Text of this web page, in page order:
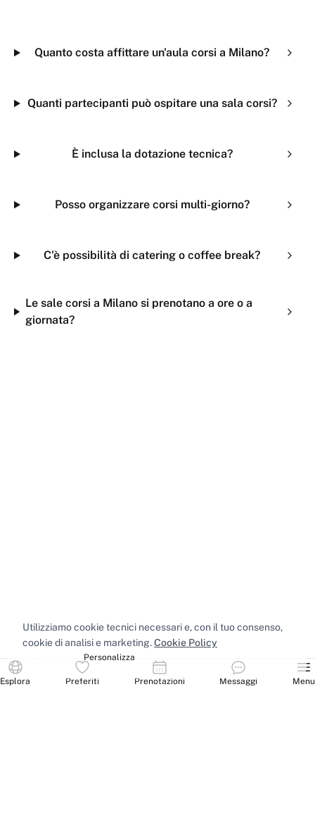
Quanto costa affittare un'aula corsi a Milano?
Quanti partecipanti può ospitare una sala corsi?
È inclusa la dotazione tecnica?
Posso organizzare corsi multi-giorno?
C'è possibilità di catering o coffee break?
Le sale corsi a Milano si prenotano a ore o a
giornata?
Esplora Preferiti Prenotazioni Messaggi Menu
Utilizziamo cookie tecnici necessari e, con il tuo consenso,
cookie di analisi e marketing.Cookie Policy
Personalizza